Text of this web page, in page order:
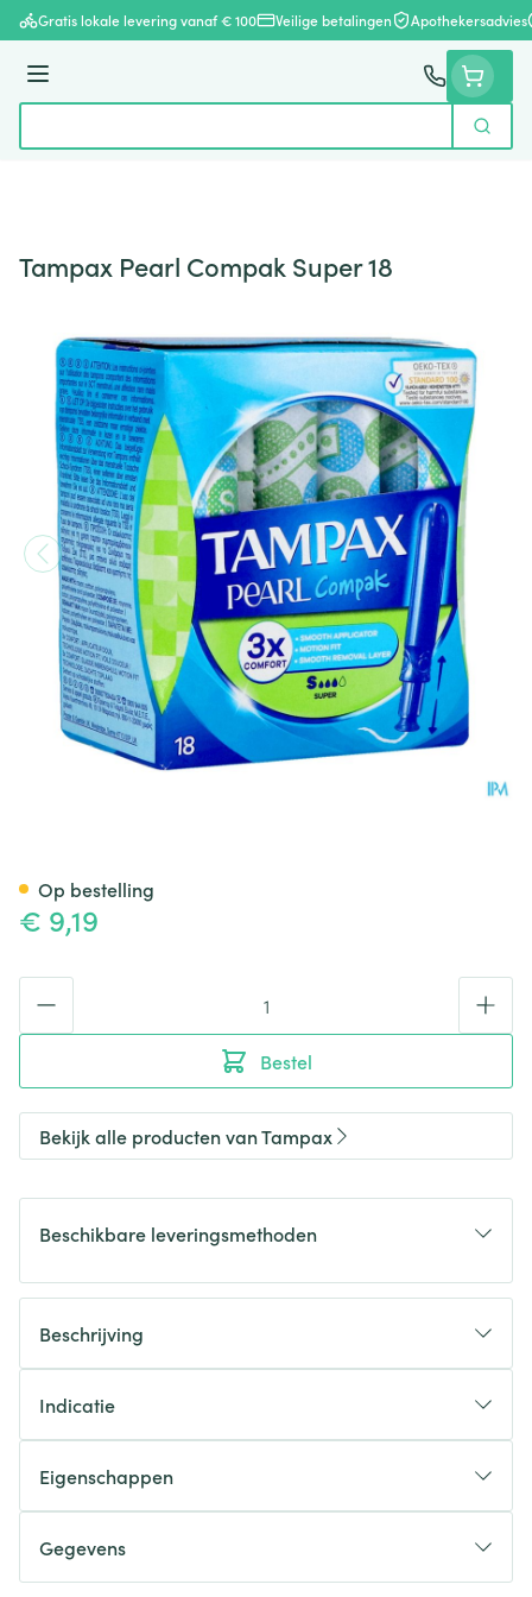
Ga naar de inhoud
Gratis lokale levering vanaf € 100 Veilige betalingen Apothekersadvies
Menu
Zoek
Tampax Pearl Compak Super 18
€ 9,19
Bestel
Op bestelling
Bekijk alle producten van Tampax
Beschikbare leveringsmethoden
Beschrijving
Indicatie
Eigenschappen
Gegevens